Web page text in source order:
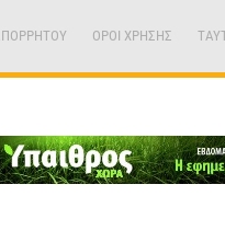
ΟΡΟΙ ΧΡΗΣΗΣ